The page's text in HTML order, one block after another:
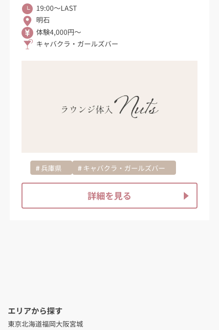
19:00〜LAST
明石
体験4,000円～
キャバクラ・ガールズバー
兵庫県 キャバクラ・ガールズバー
詳細を見る
エリアから探す
東京北海道福岡大阪宮城